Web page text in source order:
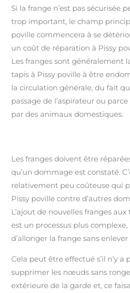
Si la frange n’est pas sécurisée
trop important, le champ
poville commencera à se
un coût de réparation à Pissy
Les franges sont généralement
tapis à Pissy poville à être
la circulation générale, du fait
passage de l’aspirateur ou
par des animaux domestiques.
Les franges doivent être
qu’un dommage est constaté.
relativement peu coûteuse qui
Pissy poville contre d’autres
L’ajout de nouvelles franges
est un processus plus
d’allonger la frange sans
Cela peut être effectué s’il n’y a
supprimer les nœuds sans
extérieure de la garde et, ce